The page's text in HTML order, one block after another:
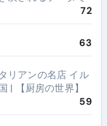
72
63
リアンの名店 イル
| 【厨房の世界】
59